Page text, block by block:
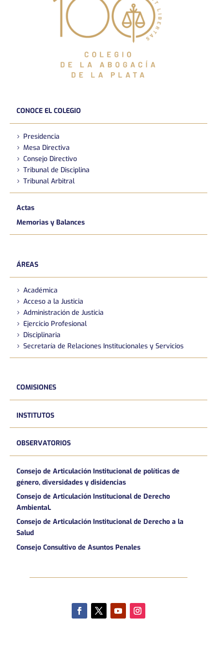
CONOCE EL COLEGIO
Presidencia
Mesa Directiva
Consejo Directivo
Tribunal de Disciplina
Tribunal Arbitral
Actas
Memorias y Balances
ÁREAS
Académica
Acceso a la Justicia
Administración de Justicia
Ejercicio Profesional
Disciplinaria
Secretaría de Relaciones Institucionales y Servicios
COMISIONES
INSTITUTOS
OBSERVATORIOS
Consejo de Articulación Institucional de políticas de
género, diversidades y disidencias
Consejo de Articulación Institucional de Derecho
AmbientaL
Consejo de Articulación Institucional de Derecho a la
Salud
Consejo Consultivo de Asuntos Penales